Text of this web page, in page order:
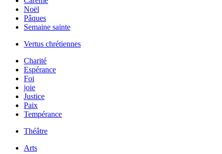
Noël
Pâques
Semaine sainte
Vertus chrétiennes
Charité
Espérance
Foi
joie
Justice
Paix
Tempérance
Théâtre
Arts